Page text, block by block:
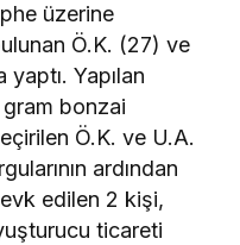
üzerine
Ö.K. (27) ve
yaptı. Yapılan
bonzai
Ö.K. ve U.A.
ardından
edilen 2 kişi,
ticareti